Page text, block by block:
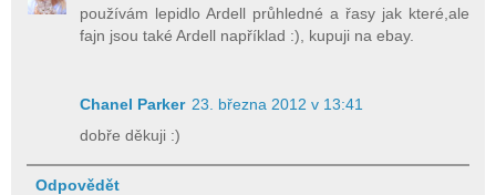
používám lepidlo Ardell průhledné a řasy jak které,ale
fajn jsou také Ardell například :), kupuji na ebay.
Chanel Parker 23. března 2012 v 13:41
dobře děkuji :)
Odpovědět